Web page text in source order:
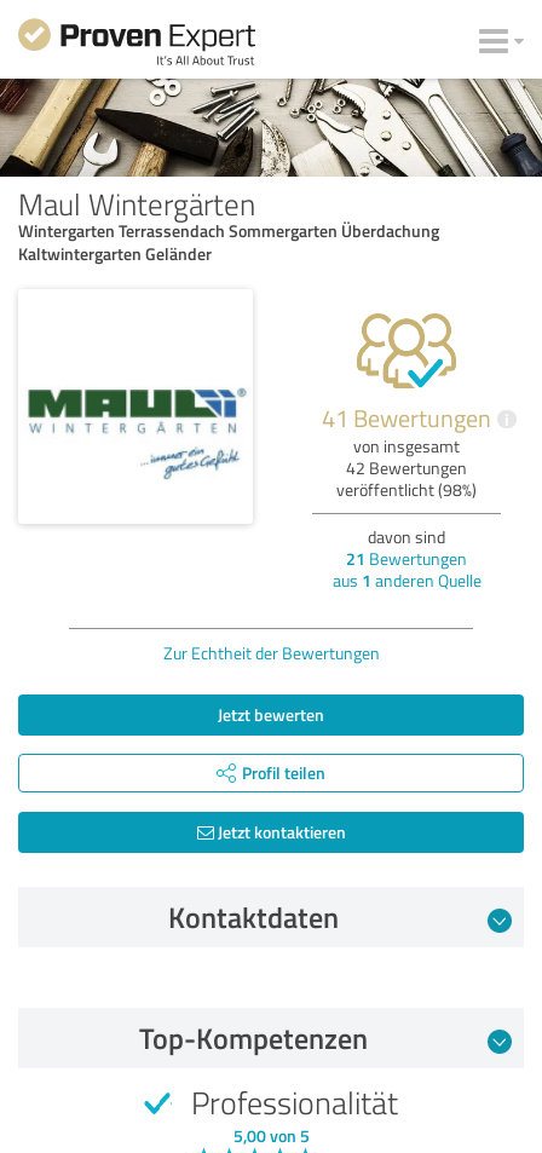
Maul Wintergärten
Wintergarten Terrassendach Sommergarten Überdachung
Kaltwintergarten Geländer
41 Bewertungen i
von insgesamt
42 Bewertungen
veröffentlicht (98%)
davon sind
21 Bewertungen
aus 1 anderen Quelle
Zur Echtheit der Bewertungen
Jetzt bewerten
Profil teilen
Jetzt kontaktieren
Kontaktdaten
Empfehlung
Top-Kompetenzen
Professionalität
5,00 von 5